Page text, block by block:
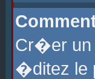
Cr�er un
�ditez le